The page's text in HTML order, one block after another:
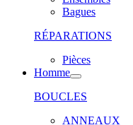
Bagues
RÉPARATIONS
Pièces
Homme
BOUCLES
ANNEAUX